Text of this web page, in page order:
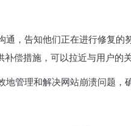
通，告知他们正在进行修复的
偿措施，可以拉近与用户的关
地管理和解决网站崩溃问题，